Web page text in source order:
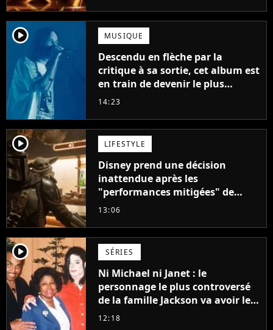
player2 MUSIQUE
Descendu en flèche par la
critique à sa sortie, cet album est
en train de devenir le plus
populaire de son auteur
14:23
player2 LIFESTYLE
Disney prend une décision
inattendue après les
"performances mitigées" de
Vaiana et The Mandalorian &
13:06
player2 SÉRIES
Ni Michael ni Janet : le
personnage le plus controversé
de la famille Jackson va avoir le
droit à sa propre série
12:18